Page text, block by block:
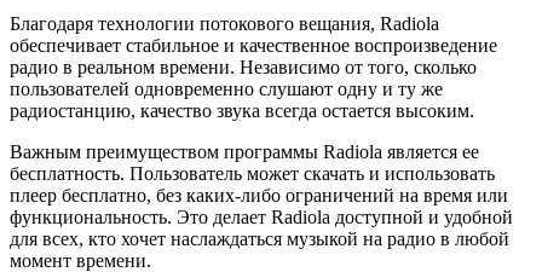
Благодаря технологии потокового вещания, Radiola
обеспечивает стабильное и качественное воспроизведение
радио в реальном времени. Независимо от того, сколько
пользователей одновременно слушают одну и ту же
радиостанцию, качество звука всегда остается высоким.
Важным преимуществом программы Radiola является ее
бесплатность. Пользователь может скачать и использовать
плеер бесплатно, без каких-либо ограничений на время или
функциональность. Это делает Radiola доступной и удобной
для всех, кто хочет наслаждаться музыкой на радио в любой
момент времени.